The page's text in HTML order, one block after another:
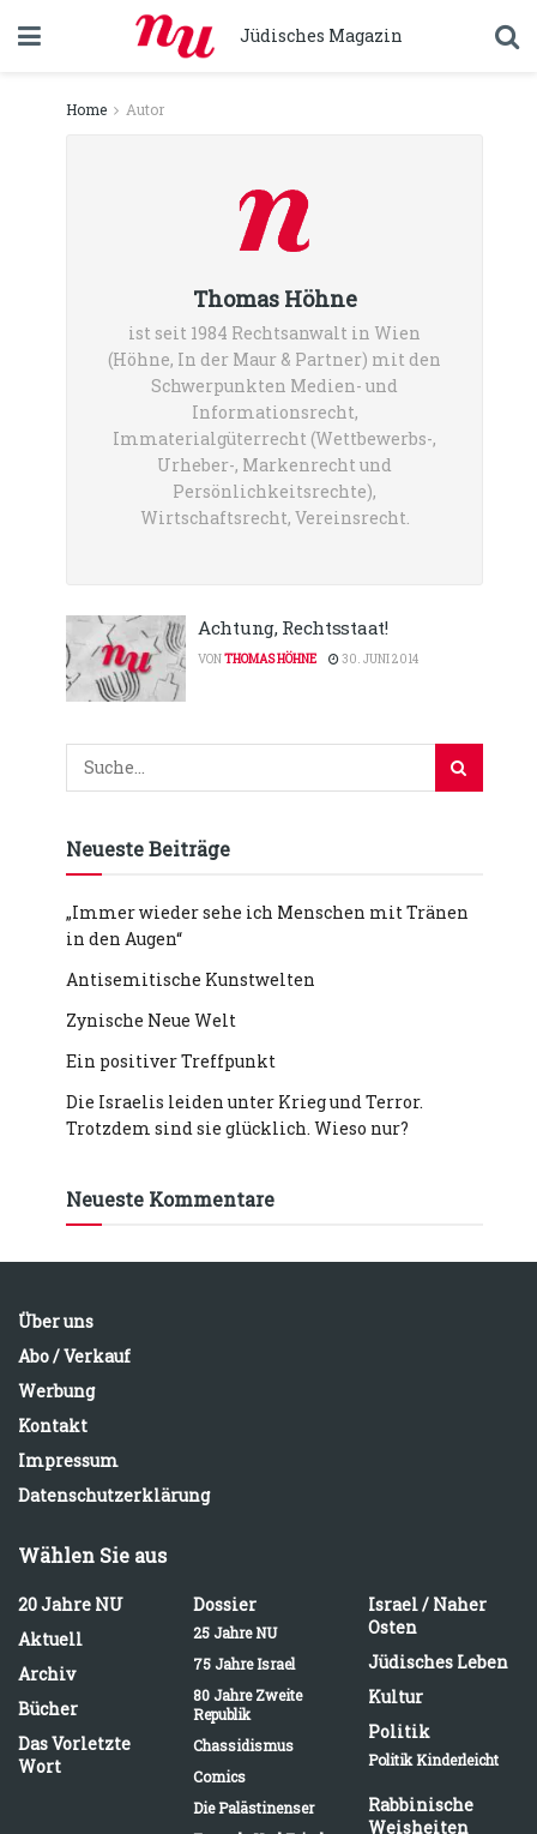
Jüdisches Magazin
Home Autor
Thomas Höhne
ist seit 1984 Rechtsanwalt in Wien
(Höhne, In der Maur & Partner) mit den
Schwerpunkten Medien- und
Informationsrecht,
Immaterialgüterrecht (Wettbewerbs-,
Urheber-, Markenrecht und
Persönlichkeitsrechte),
Wirtschaftsrecht, Vereinsrecht.
Achtung, Rechtsstaat!
VONTHOMAS HÖHNE 30. JUNI 2014
Neueste Beiträge
„Immer wieder sehe ich Menschen mit Tränen
in den Augen“
Antisemitische Kunstwelten
Zynische Neue Welt
Ein positiver Treffpunkt
Die Israelis leiden unter Krieg und Terror.
Trotzdem sind sie glücklich. Wieso nur?
Neueste Kommentare
Über uns
Abo / Verkauf
Werbung
Kontakt
Impressum
Datenschutzerklärung
Wählen Sie aus
20 Jahre NU
Aktuell
Archiv
Bücher
Das Vorletzte
Wort
Dossier
25 Jahre NU
75 Jahre Israel
80 Jahre Zweite
Republik
Chassidismus
Comics
Die Palästinenser
Israel / Naher
Osten
Jüdisches Leben
Kultur
Politik
Politik Kinderleicht
Rabbinische
Weisheiten